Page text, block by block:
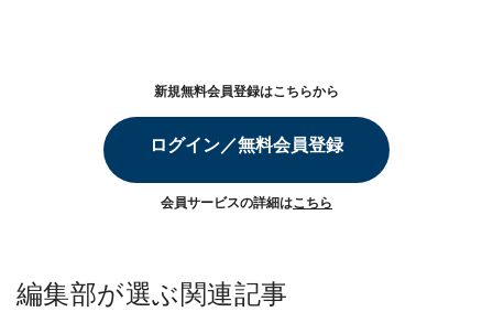
新規無料会員登録はこちらから
ログイン／無料会員登録
会員サービスの詳細はこちら
編集部が選ぶ関連記事